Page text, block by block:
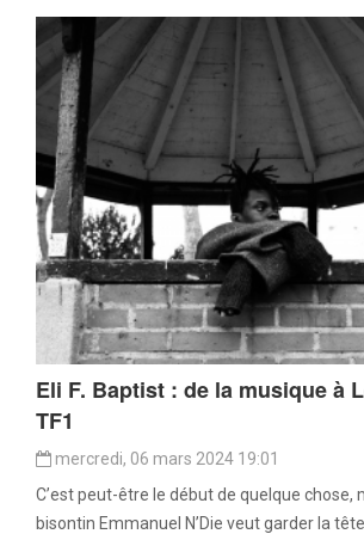
Eli F. Baptist : de la musique à
TF1
mercredi, 06 mars 2024 19:01
C’est peut-être le début de quelque chose,
bisontin Emmanuel N’Die veut garder la